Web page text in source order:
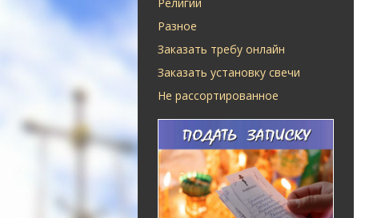
Разное
Заказать требу онлайн
Заказать установку свечи
Не рассортированное